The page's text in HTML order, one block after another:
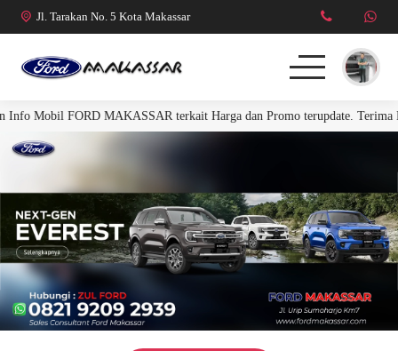
Jl. Tarakan No. 5 Kota Makassar
FORD RANGER
FORD EVEREST
R. RAPTOR 3.0L
MUSTANG
FORD MAKASSAR terkait Harga dan Promo terupdate. Terima Kasih.